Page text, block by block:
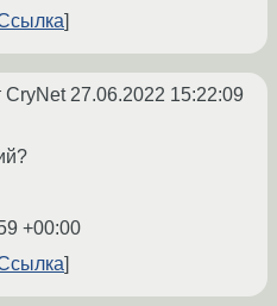
CryNet27.06.2022 15:22:09
+00:00